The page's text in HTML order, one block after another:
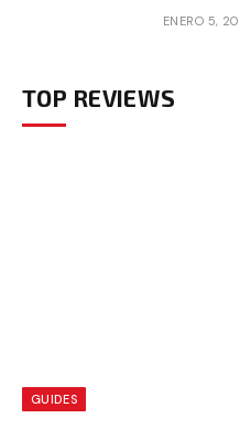
ENERO 5,
TOP REVIEWS
GUIDES